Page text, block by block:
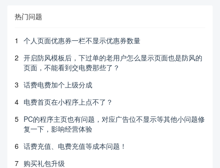
热门问题
1
个人页面优惠券一栏不显示优惠券数量
2 开启防风模板后，下过单的老用户怎么显示页面也是防风的
页面，不能看到交电费那些了？
3 话费电费加个上级分成
4 电费首页在小程序上点不了？
5 PC的程序主页也有问题，对应广告位不显示等其他小问题修
复一下，影响经营体验
6 话费充值、电费充值等成本问题！
7 购买礼包升级